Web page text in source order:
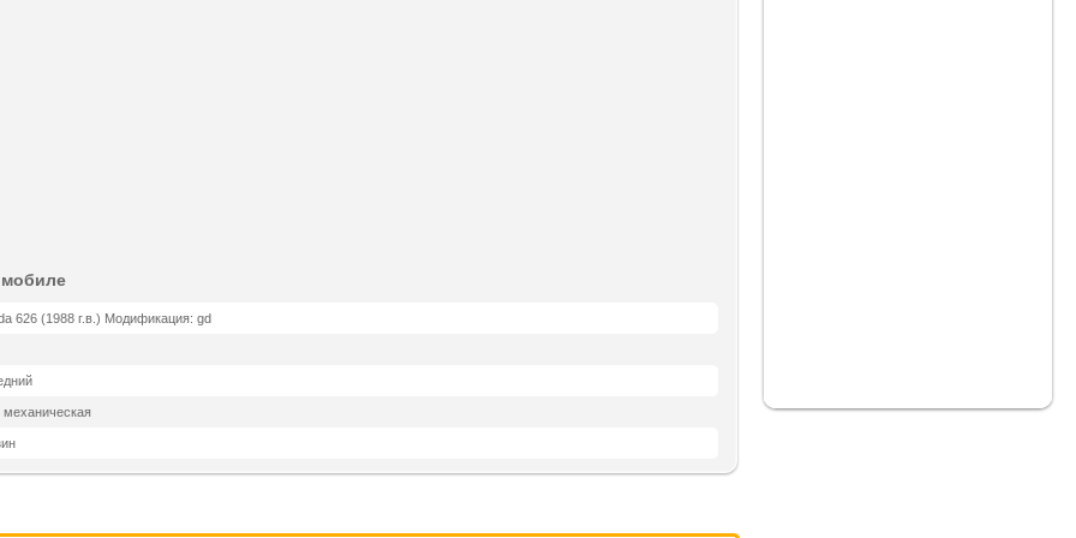
626 (1988 г.в.) Модификация: gd
механическая